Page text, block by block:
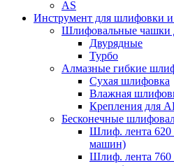
AS
Инструмент для шлифовки
Шлифовальные чашки
Двурядные
Турбо
Алмазные гибкие
Cухая шлифовка
Влажная
Крепления для
Бесконечные
Шлиф. лента 620
машин)
Шлиф. лента 760